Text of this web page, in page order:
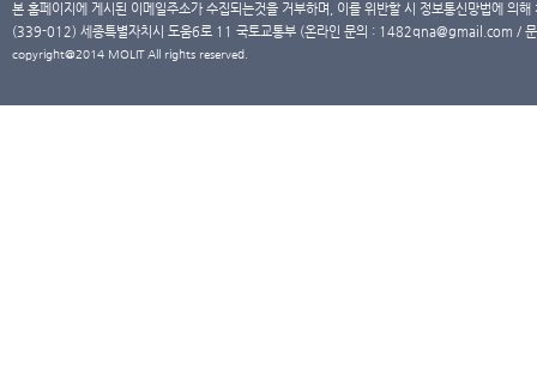
본 홈페이지에 게시된 이메일주소가 수집되는것을 거부하며, 이를 위반할 시 정보통신망법에 의
(339-012) 세종특별자치시 도움6로 11 국토교통부 (온라인 문의 : 1482qna@gmail.com /
copyright@2014 MOLIT All rights reserved.